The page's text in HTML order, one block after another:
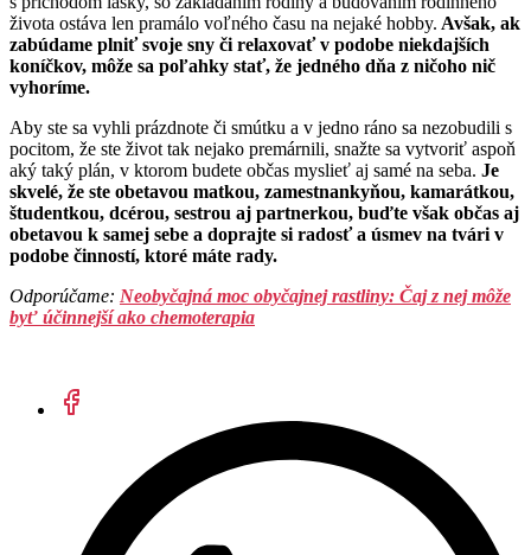
života ostáva len pramálo voľného času na nejaké hobby. Avšak, ak
zabúdame plniť svoje sny či relaxovať v podobe niekdajších
koníčkov, môže sa poľahky stať, že jedného dňa z ničoho nič
vyhoríme.
Aby ste sa vyhli prázdnote či smútku a v jedno ráno sa nezobudili s
pocitom, že ste život tak nejako premárnili, snažte sa vytvoriť aspoň
aký taký plán, v ktorom budete občas myslieť aj samé na seba. Je
skvelé, že ste obetavou matkou, zamestnankyňou, kamarátkou,
študentkou, dcérou, sestrou aj partnerkou, buďte však občas aj
obetavou k samej sebe a doprajte si radosť a úsmev na tvári v
podobe činností, ktoré máte rady.
Odporúčame: Neobyčajná moc obyčajnej rastliny: Čaj z nej môže
byť účinnejší ako chemoterapia